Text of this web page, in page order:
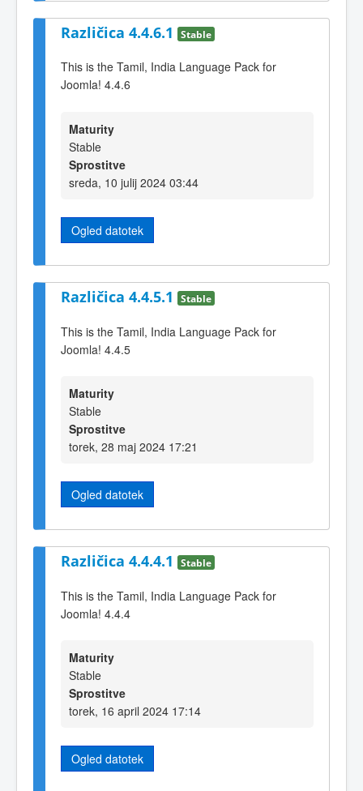
Različica 4.4.6.1 Stable
This is the Tamil, India Language Pack for
Joomla! 4.4.6
Maturity
Stable
Sprostitve
sreda, 10 julij 2024 03:44
Ogled datotek
Različica 4.4.5.1 Stable
This is the Tamil, India Language Pack for
Joomla! 4.4.5
Maturity
Stable
Sprostitve
torek, 28 maj 2024 17:21
Ogled datotek
Različica 4.4.4.1 Stable
This is the Tamil, India Language Pack for
Joomla! 4.4.4
Maturity
Stable
Sprostitve
torek, 16 april 2024 17:14
Ogled datotek